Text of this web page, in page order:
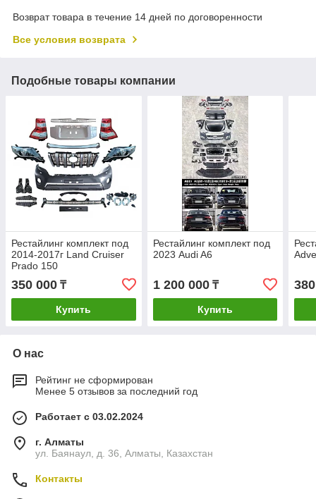
Возврат товара в течение 14 дней по договоренности
Все условия возврата
Подобные товары компании
Рестайлинг комплект под
2014-2017г Land Cruiser
Prado 150
350 000 ₸
Купить
Рестайлинг комплект под
2023 Audi A6
1 200 000₸
Купить
О нас
Рейтинг не сформирован
Менее 5 отзывов за последний год
Работает с 03.02.2024
г. Алматы
ул. Баянаул, д. 36, Алматы, Казахстан
Контакты